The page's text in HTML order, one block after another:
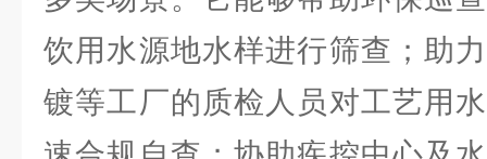
饮用水源地水样进行筛查；助
镀等工厂的质检人员对工艺用